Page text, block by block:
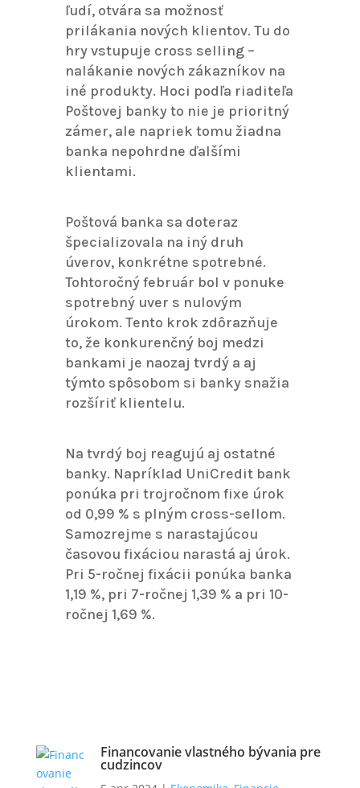
ľudí, otvára sa možnosť
prilákania nových klientov. Tu do
hry vstupuje cross selling –
nalákanie nových zákazníkov na
iné produkty. Hoci podľa riaditeľa
Poštovej banky to nie je prioritný
zámer, ale napriek tomu žiadna
banka nepohrdne ďalšími
klientami.
Poštová banka sa doteraz
špecializovala na iný druh
úverov, konkrétne spotrebné.
Tohtoročný február bol v ponuke
spotrebný uver s nulovým
úrokom. Tento krok zdôrazňuje
to, že konkurenčný boj medzi
bankami je naozaj tvrdý a aj
týmto spôsobom si banky snažia
rozšíriť klientelu.
Na tvrdý boj reagujú aj ostatné
banky. Napríklad UniCredit bank
ponúka pri trojročnom fixe úrok
od 0,99 % s plným cross-sellom.
Samozrejme s narastajúcou
časovou fixáciou narastá aj úrok.
Pri 5-ročnej fixácii ponúka banka
1,19 %, pri 7-ročnej 1,39 % a pri 10-
ročnej 1,69 %.
Financovanie vlastného bývania pre
cudzincov